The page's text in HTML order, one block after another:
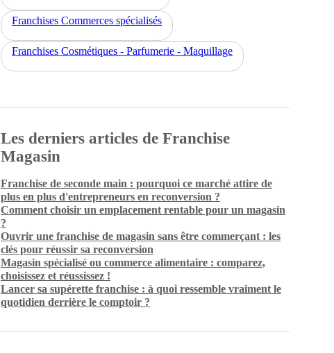
Franchises Commerces spécialisés
Franchises Cosmétiques - Parfumerie - Maquillage
Les derniers articles de Franchise
Magasin
Franchise de seconde main : pourquoi ce marché attire de
plus en plus d'entrepreneurs en reconversion ?
Comment choisir un emplacement rentable pour un magasin
?
Ouvrir une franchise de magasin sans être commerçant : les
clés pour réussir sa reconversion
Magasin spécialisé ou commerce alimentaire : comparez,
choisissez et réussissez !
Lancer sa supérette franchise : à quoi ressemble vraiment le
quotidien derrière le comptoir ?